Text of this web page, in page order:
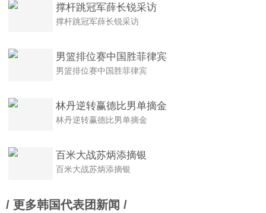
撑杆跳冠军薛长锐采访
撑杆跳冠军薛长锐采访
男篮排位赛中国胜菲律宾
男篮排位赛中国胜菲律宾
林丹逆转赢德比男单摘金
林丹逆转赢德比男单摘金
百米大战苏炳添摘银
百米大战苏炳添摘银
/ 更多韩国代表团新闻 /